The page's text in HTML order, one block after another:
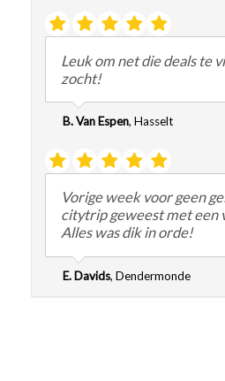
Leuk om net die deals te
zocht!
B. Van Espen, Hasselt
Vorige week voor geen
citytrip geweest met een
Alles was dik in orde!
E. Davids, Dendermonde